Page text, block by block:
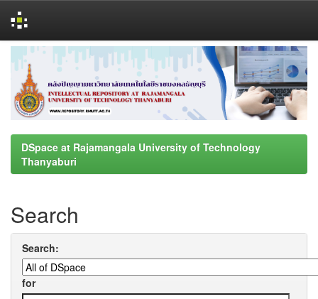
navigation
DSpace at Rajamangala University of Technology
Thanyaburi
Search
Search:
for